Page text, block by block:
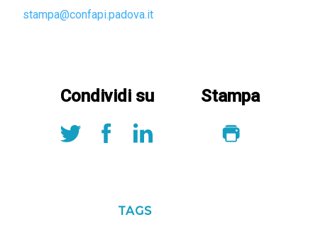
stampa@confapi.padova.it
Condividi su Stampa
TAGS